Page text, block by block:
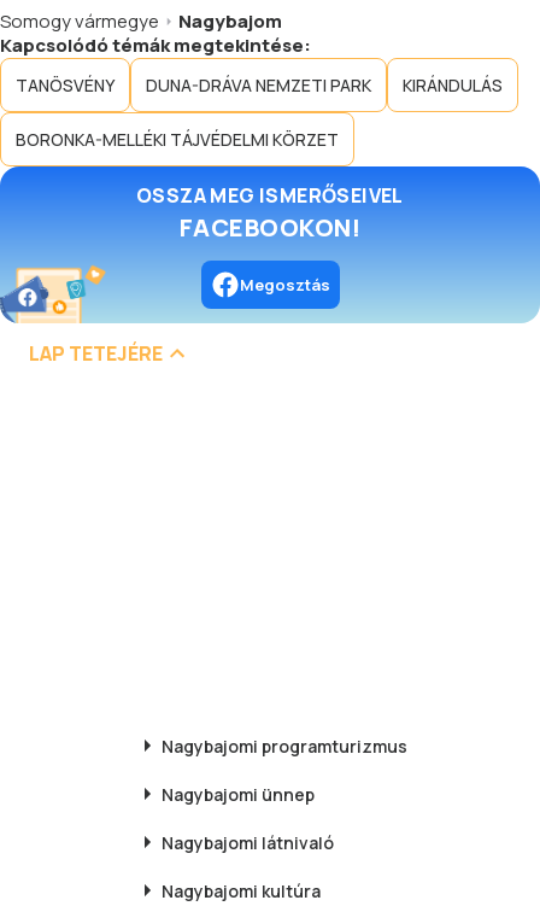
Somogy vármegye
Nagybajom
Kapcsolódó témák megtekintése:
TANÖSVÉNY DUNA-DRÁVA NEMZETI PARK KIRÁNDULÁS
BORONKA-MELLÉKI TÁJVÉDELMI KÖRZET
OSSZA MEG ISMERŐSEIVEL
FACEBOOKON!
Megosztás
LAP TETEJÉRE
Nagybajomi programturizmus
Nagybajomi ünnep
Nagybajomi látnivaló
Nagybajomi kultúra